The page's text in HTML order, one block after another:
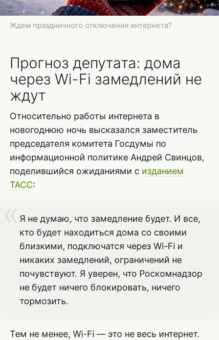
Ждем праздничного отключения интернета?
Прогноз депутата: дома
через Wi-Fi замедлений не
ждут
Относительно работы интернета в
новогоднюю ночь высказался заместитель
председателя комитета Госдумы по
информационной политике Андрей Свинцов,
поделившийся ожиданиями с изданием
ТАСС:
Я не думаю, что замедление будет. И все,
кто будет находиться дома со своими
близкими, подключатся через Wi-Fi и
никаких замедлений, ограничений не
почувствуют. Я уверен, что Роскомнадзор
не будет ничего блокировать, ничего
тормозить.
Тем не менее, Wi-Fi — это не весь интернет.